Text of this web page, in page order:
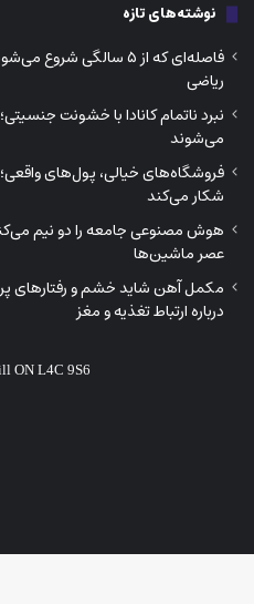
نوشته‌های تازه
فاصله‌ای که از ۵ سالگی
ریاضی
نبرد ناتمام کانادا با خشونت
می‌شوند
فروشگاه‌های خیالی، پول‌های واقعی؛
شکار می‌کند
هوش مصنوعی جامعه را دو نیم
عصر ماشین‌ها
مکمل آهن شاید خشم و رفتارهای
درباره ارتباط تغذیه و مغز
ON L4C 9S6